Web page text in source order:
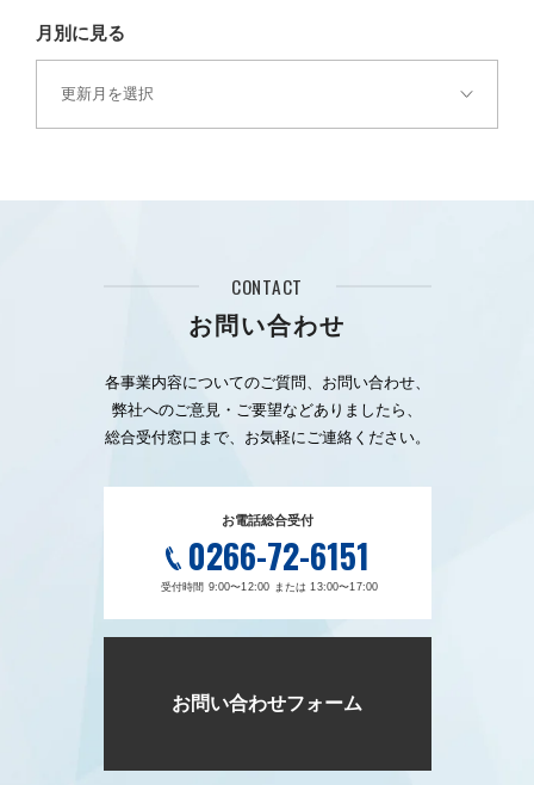
月別に見る
CONTACT
お問い合わせ
各事業内容についてのご質問、お問い合わせ、
弊社へのご意見・ご要望などありましたら、
総合受付窓口まで、お気軽にご連絡ください。
お電話総合受付
0266-72-6151
受付時間 9:00〜12:00 または 13:00〜17:00
お問い合わせフォーム